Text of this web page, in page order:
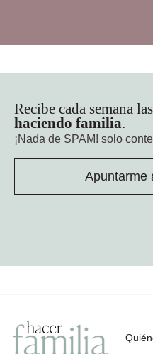
Recibe cada semana
haciendo familia.
¡Nada de SPAM! solo
Apuntarme